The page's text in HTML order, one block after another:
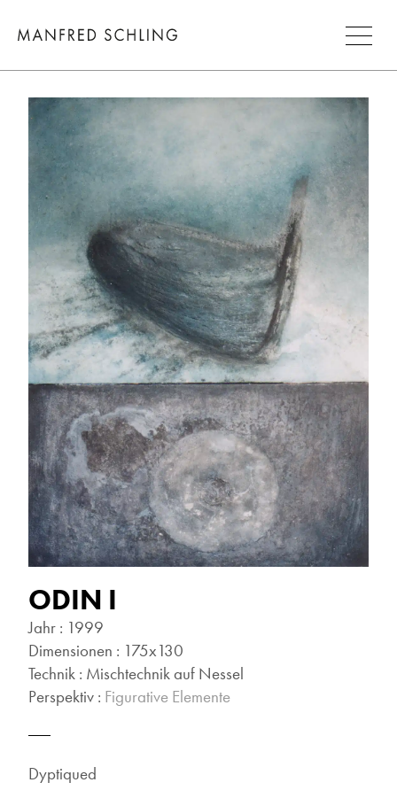
ODIN I
Jahr : 1999
Dimensionen : 175x130
Technik : Mischtechnik auf Nessel
Perspektiv : Figurative Elemente
Dyptiqued